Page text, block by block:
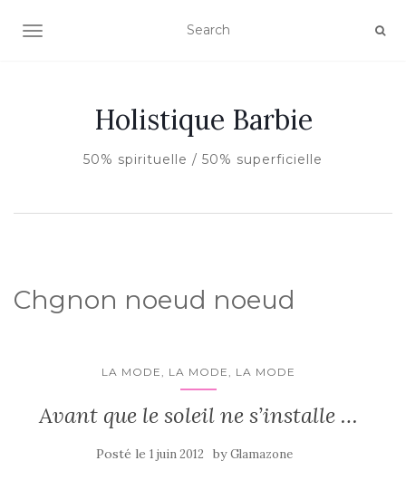
AFFICHER/MASQUER LA NAVIGATION
Holistique Barbie
50% spirituelle / 50% superficielle
Chgnon noeud noeud
LA MODE, LA MODE, LA MODE
Avant que le soleil ne s’installe …
Posté le 1 juin 2012 byGlamazone